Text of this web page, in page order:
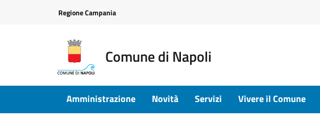
Regione Campania
Comune di Napoli
Amministrazione Novità Servizi Vivere il Comune